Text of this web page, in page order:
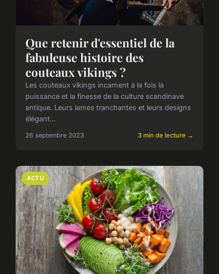
Que retenir d'essentiel de la
fabuleuse histoire des
couteaux vikings ?
Les couteaux vikings incarnent à la fois la
puissance et la finesse de la culture scandinave
antique. Leurs lames tranchantes et leurs designs
élégant...
26 septembre 2023 3 min de lecture →
ACTU